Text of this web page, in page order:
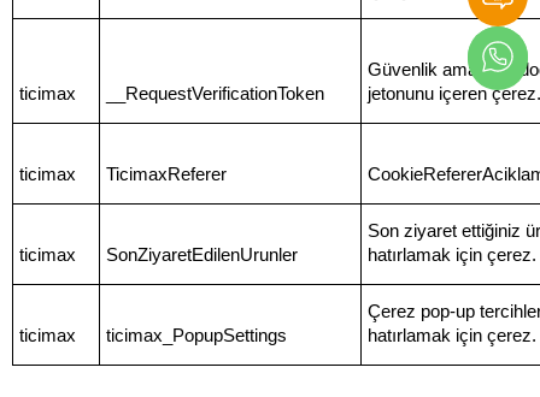
ticimax __RequestVerificationToken
Güvenlik amacıyla
jetonunu içeren çerez.
ticimax TicimaxReferer
ticimax SonZiyaretEdilenUrunler
Son ziyaret ettiğiniz
hatırlamak için çerez.
ticimax ticimax_PopupSettings
Çerez pop-up
hatırlamak için çerez.